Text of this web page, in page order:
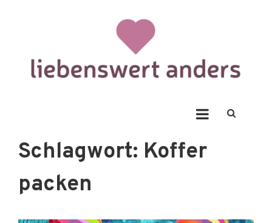
Liebenswert Anders
Schlagwort: Koffer
packen